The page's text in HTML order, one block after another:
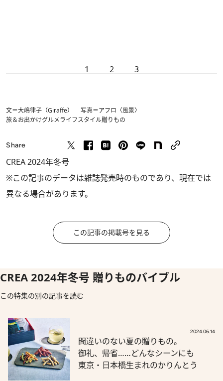
1 2 3
文＝大嶋律子（Giraffe） 写真＝アフロ〈風景〉
旅＆お出かけグルメライフスタイル贈りもの
Share
CREA 2024年冬号
※この記事のデータは雑誌発売時のものであり、現在では
異なる場合があります。
この記事の掲載号を見る
CREA 2024年冬号 贈りものバイブル
この特集の別の記事を読む
2024.06.14
間違いのない夏の贈りもの。
御礼、帰省……どんなシーンにも
東京・日本橋生まれのかりんとう